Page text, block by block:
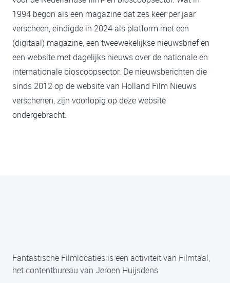
1994 begon als een magazine dat zes keer per jaar
verscheen, eindigde in 2024 als platform met een
(digitaal) magazine, een tweewekelijkse nieuwsbrief en
een website met dagelijks nieuws over de nationale en
internationale bioscoopsector. De nieuwsberichten die
sinds 2012 op de website van Holland Film Nieuws
verschenen, zijn voorlopig op deze website
ondergebracht.
Fantastische Filmlocaties is een activiteit van Filmtaal,
het contentbureau van Jeroen Huijsdens.